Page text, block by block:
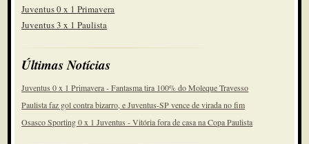
Juventus 0 x 1 Primavera
Juventus 3 x 1 Paulista
Últimas Notícias
Juventus 0 x 1 Primavera - Fantasma tira 100% do Moleque Travesso
Paulista faz gol contra bizarro, e Juventus-SP vence de virada no fim
Osasco Sporting 0 x 1 Juventus - Vitória fora de casa na Copa Paulista